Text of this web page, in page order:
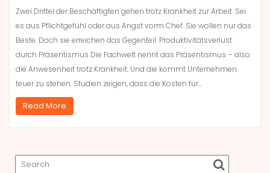
Zwei Drittel der Beschäftigten gehen trotz Krankheit zur Arbeit. Sei
es aus Pflichtgefühl oder aus Angst vorm Chef. Sie wollen nur das
Beste. Doch sie erreichen das Gegenteil. Produktivitätsverlust
durch Präsentismus Die Fachwelt nennt das Präsentismus – also
die Anwesenheit trotz Krankheit. Und die kommt Unternehmen
teuer zu stehen. Studien zeigen, dass die Kosten für…
Read More